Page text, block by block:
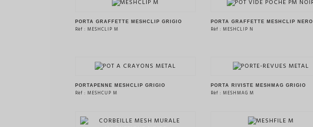
VEDERE IL PRODOTTO
VEDERE IL PRODOTTO
PORTA GRAFFETTE MESHCLIP GRIGIO
Rèf : MESHCLIP M
VEDERE IL PRODOTTO
PORTA GRAFFETTE MESHCLIP NERO
Rèf : MESHCLIP N
PORTAPENNE MESHCLIP GRIGIO
Rèf : MESHCUP M
PORTA RIVISTE MESHMAG GRIGIO
Rèf : MESHMAG M